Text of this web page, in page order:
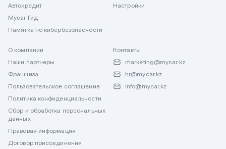
Автокредит
Mycar Гид
Памятка по кибербезопасности
Настройки
О компании
Наши партнеры
Франшиза
Пользовательское соглашение
Политика конфиденциальности
Сбор и обработка персональных
данных
Правовая информация
Договор присоединения
Контакты
marketing@mycar.kz
hr@mycar.kz
info@mycar.kz